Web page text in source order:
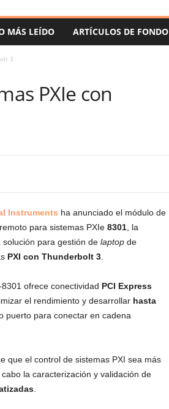
MÁS LEÍDO ARTÍCULOS DE FONDO
3
PXIe con
Instruments ha anunciado el módulo de
para sistemas PXIe8301, la
solución para gestión de laptopde
PXI con Thunderbolt 3.
8301 ofrece conectividad PCI Express
el rendimiento y desarrollar hasta
puerto para conectar en cadena
que el control de sistemas PXI sea más
la caracterización y validación de
.